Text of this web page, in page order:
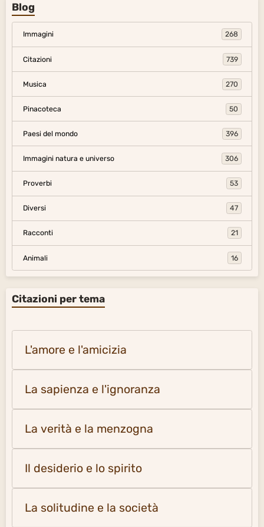
Blog
Immagini 268
Citazioni 739
Musica 270
Pinacoteca 50
Paesi del mondo 396
Immagini natura e universo 306
Proverbi 53
Diversi 47
Racconti 21
Animali 16
Citazioni per tema
L'amore e l'amicizia
La sapienza e l'ignoranza
La verità e la menzogna
Il desiderio e lo spirito
La solitudine e la società